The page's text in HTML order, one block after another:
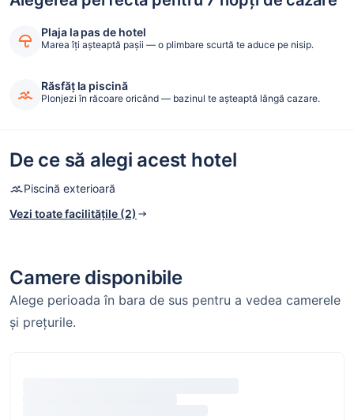
Plaja la pas de hotel
Marea îți așteaptă pașii — o plimbare scurtă te aduce pe nisip.
Răsfăț la piscină
Plonjezi în răcoare oricând — bazinul te așteaptă lângă cazare.
De ce să alegi acest hotel
Piscină exterioară
Vezi toate facilitățile (2)
Camere disponibile
Alege perioada în bara de sus pentru a vedea camerele
și prețurile.